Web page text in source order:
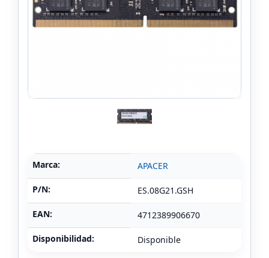
Marca: APACER
P/N: ES.08G21.GSH
EAN: 4712389906670
Disponibilidad: Disponible